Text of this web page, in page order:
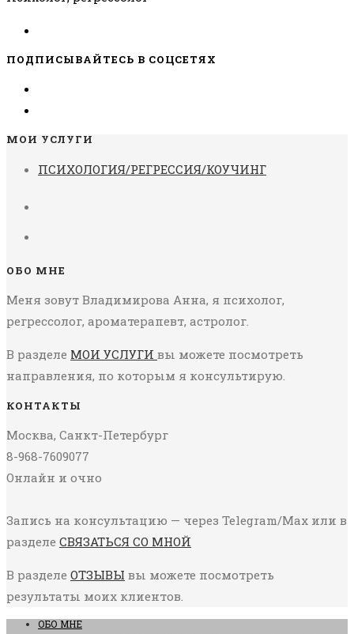
ПОДПИСЫВАЙТЕСЬ В СОЦСЕТЯХ
МОИ УСЛУГИ
ПСИХОЛОГИЯ/РЕГРЕССИЯ/КОУЧИНГ
ОБО МНЕ
Меня зовут Владимирова Анна, я психолог,
регрессолог, ароматерапевт, астролог.
В разделе МОИ УСЛУГИ вы можете посмотреть
направления, по которым я консультирую.
КОНТАКТЫ
Москва, Санкт-Петербург
8-968-7609077
Онлайн и очно
Запись на консультацию — через Telegram/Max или в
разделе СВЯЗАТЬСЯ СО МНОЙ
В разделе ОТЗЫВЫ вы можете посмотреть
результаты моих клиентов.
ОБО МНЕ